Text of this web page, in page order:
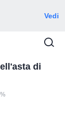
Vedi
di
%